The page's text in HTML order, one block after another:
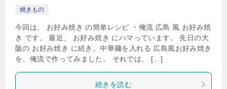
焼きもの
今回は、 お好み焼き の簡単レシピ ・俺流 広島 風 お好み焼
き です。 最近、 お好み焼き にハマっています。 先日の大
阪の お好み焼き に続き、中華麺を入れる 広島風お好み焼き
を、俺流で作ってみました。 それでは、 […]
続きを読む